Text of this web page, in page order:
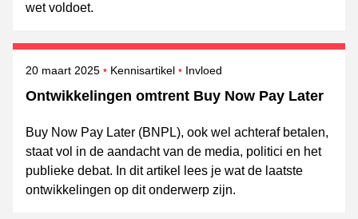
wet voldoet.
Ontwikkelingen omtrent Buy Now Pay Later
Gepubliceerd op
20 maart 2025 Kennisartikel Onderwerpen
Invloed
Buy Now Pay Later (BNPL), ook wel achteraf betalen,
staat vol in de aandacht van de media, politici en het
publieke debat. In dit artikel lees je wat de laatste
ontwikkelingen op dit onderwerp zijn.